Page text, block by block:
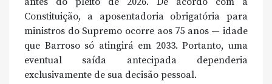
Constituição, a aposentadoria obrigatória para
ministros do Supremo ocorre aos 75 anos — idade
que Barroso só atingirá em 2033. Portanto, uma
eventual saída antecipada dependeria
exclusivamente de sua decisão pessoal.